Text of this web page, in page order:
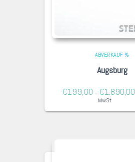
ABVERKAUF %
Augsburg
€199,00 – €1.890,00
MwSt